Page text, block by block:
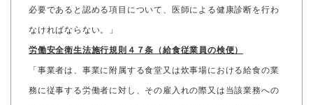
必要であると認める項目について、医師による健康診断を行わ
なければならない。」
労働安全衛生法施行規則４７条（給食従業員の検便）
「事業者は、事業に附属する食堂又は炊事場における給食の業
務に従事する労働者に対し、その雇入れの際又は当該業務への